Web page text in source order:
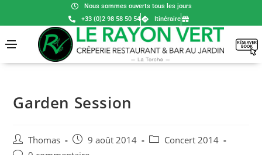
Nous sommes ouverts tous les jours
+33 (0)2 98 58 50 54
Itinéraire
Garden Session
Thomas 9 août 2014
Concert 2014